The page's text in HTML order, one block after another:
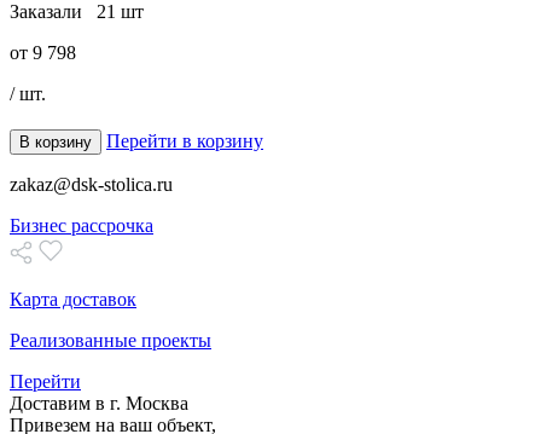
Заказали 21 шт
от 9 798
/ шт.
В корзину Перейти в корзину
zakaz@dsk-stolica.ru
Бизнес рассрочка
Карта доставок
Реализованные проекты
Перейти
Доставим в г. Москва
Привезем на ваш объект,